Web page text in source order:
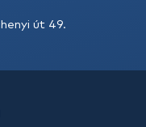
út 49.